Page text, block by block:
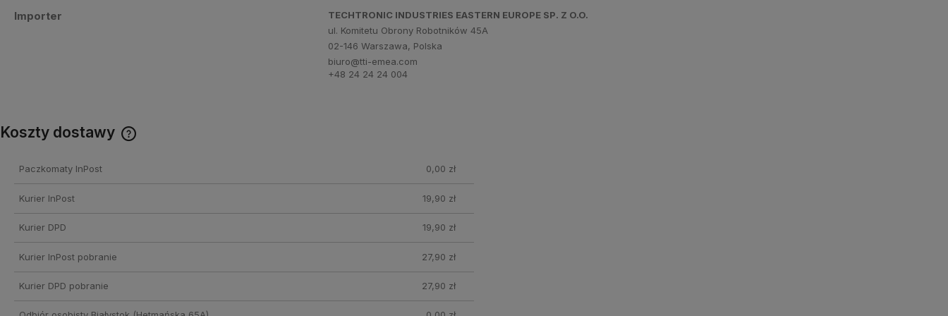
Importer
TECHTRONIC INDUSTRIES EASTERN EUROPE SP. Z O.O.
ul. Komitetu Obrony Robotników 45A
02-146 Warszawa, Polska
biuro@tti-emea.com
+48 24 24 24 004
Koszty dostawy
Paczkomaty InPost 0,00 zł
Kurier InPost 19,90 zł
Kurier DPD 19,90 zł
Kurier InPost pobranie 27,90 zł
Kurier DPD pobranie 27,90 zł